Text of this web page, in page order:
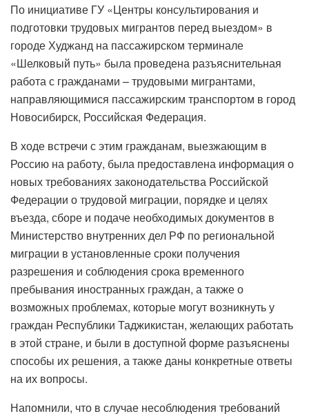
По инициативе ГУ «Центры консультирования и
подготовки трудовых мигрантов перед выездом» в
городе Худжанд на пассажирском терминале
«Шелковый путь» была проведена разъяснительная
работа с гражданами – трудовыми мигрантами,
направляющимися пассажирским транспортом в город
Новосибирск, Российская Федерация.
В ходе встречи с этим гражданам, выезжающим в
Россию на работу, была предоставлена информация о
новых требованиях законодательства Российской
Федерации о трудовой миграции, порядке и целях
въезда, сборе и подаче необходимых документов в
Министерство внутренних дел РФ по региональной
миграции в установленные сроки получения
разрешения и соблюдения срока временного
пребывания иностранных граждан, а также о
возможных проблемах, которые могут возникнуть у
граждан Республики Таджикистан, желающих работать
в этой стране, и были в доступной форме разъяснены
способы их решения, а также даны конкретные ответы
на их вопросы.
Напомнили, что в случае несоблюдения требований